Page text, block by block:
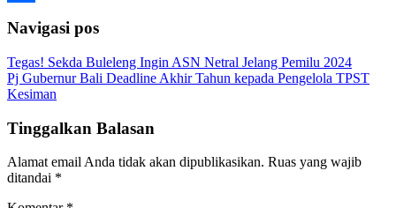
Navigasi pos
Tegas! Sekda Buleleng Ingin ASN Netral Jelang Pemilu 2024
Pj Gubernur Bali Deadline Akhir Tahun kepada Pengelola TPST
Kesiman
Tinggalkan Balasan
Alamat email Anda tidak akan dipublikasikan. Ruas yang wajib
ditandai *